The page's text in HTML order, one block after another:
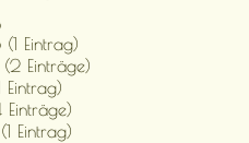
Eintrag)
Einträge)
Eintrag)